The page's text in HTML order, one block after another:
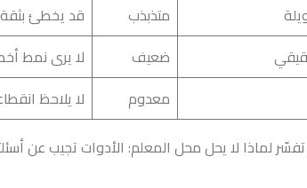
متذبذب
قد يخطئ
ضعيف
لا يرى نمط
معدوم
لا يلاحظ
تفسّر لماذا لا يحل محل المعلم: الأدوات تجيب عن